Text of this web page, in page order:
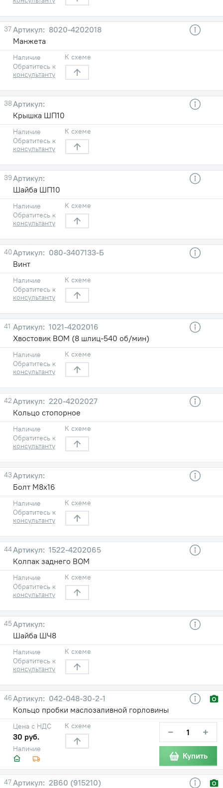
37
8020-4202018
Манжета
Наличие
Обратитесь к
консультанту
К схеме
38
Крышка ШП10
Наличие
Обратитесь к
консультанту
К схеме
39
Шайба ШП10
Наличие
Обратитесь к
консультанту
К схеме
40
080-3407133-Б
Винт
Наличие
Обратитесь к
консультанту
К схеме
41
1021-4202016
Хвостовик ВОМ (8 шлиц-540 об/мин)
Наличие
Обратитесь к
консультанту
К схеме
42
220-4202027
Кольцо стопорное
Наличие
Обратитесь к
консультанту
К схеме
43
Болт М8х16
Наличие
Обратитесь к
консультанту
К схеме
44
1522-4202065
Колпак заднего ВОМ
Наличие
Обратитесь к
консультанту
К схеме
45
Шайба ШЧ8
Наличие
Обратитесь к
консультанту
К схеме
46
042-048-30-2-1
Кольцо пробки маслозаливной горловины
Наличие
Цена с НДС
30 руб.
К схеме − +
Купить
47
2В60 (915210)